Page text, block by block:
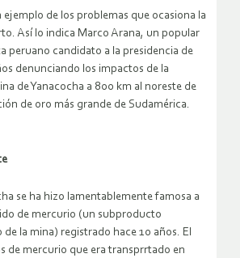
ejemplo de los problemas que ocasiona la
Así lo indica Marco Arana, un popular
peruano candidato a la presidencia de
denunciando los impactos de la
de Yanacocha a 800 km al noreste de
de oro más grande de Sudamérica.
se ha hizo lamentablemente famosa a
de mercurio (un subproducto
la mina) registrado hace 10 años. El
de mercurio que era transprrtado en